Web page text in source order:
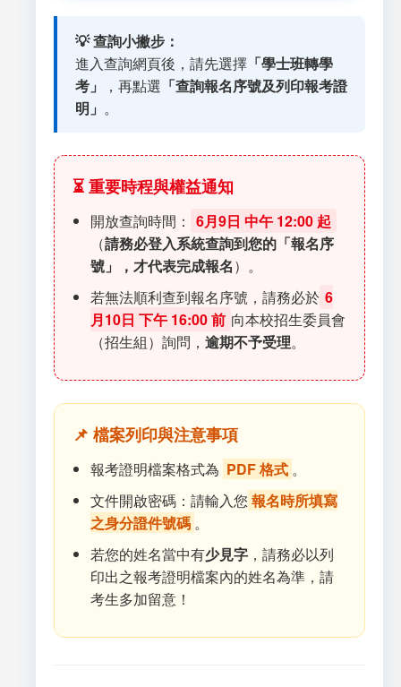
💡 查詢小撇步：
進入查詢網頁後，請先選擇 「學士班轉學
考」
，再點選 「查詢報名序號及列印報考證
明」 。
⏳ 重要時程與權益通知
開放查詢時間： 6月9日 中午 12:00 起
（請務必登入系統查詢到您的「報名序
號」，才代表完成報名）。
若無法順利查到報名序號，請務必於 6
月10日 下午 16:00 前 向本校招生委員會
（招生組）詢問， 逾期不予受理。
📌 檔案列印與注意事項
報考證明檔案格式為 PDF 格式 。
文件開啟密碼：請輸入您 報名時所填寫
之身分證件號碼 。
若您的姓名當中有少見字 ，請務必以列
印出之報考證明檔案內的姓名為準，請
考生多加留意！